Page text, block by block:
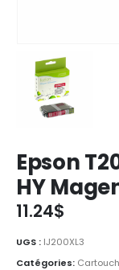
Epson
HY
11.24$
UGS : IJ200XL3
Catégories: